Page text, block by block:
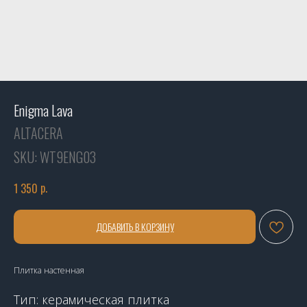
Enigma Lava
ALTACERA
SKU: WT9ENG03
1 350 р.
ДОБАВИТЬ В КОРЗИНУ
Плитка настенная
Тип: керамическая плитка